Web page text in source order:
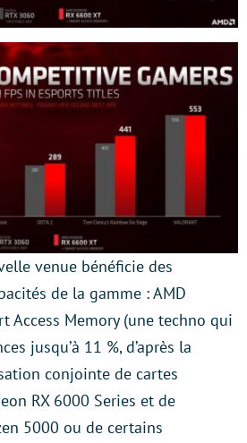
venue bénéficie des
de la gamme : AMD
Access Memory (une techno qui
jusqu’à 11 %, d’après la
conjointe de cartes
RX 6000 Series et de
5000 ou de certains